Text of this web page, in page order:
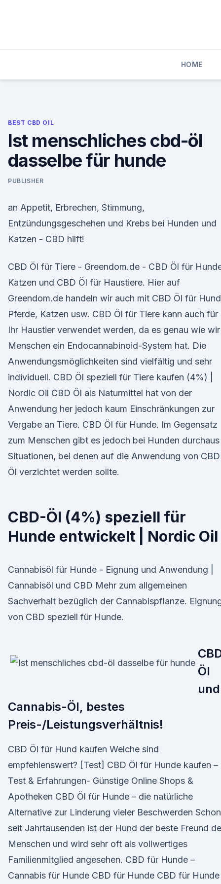
HOME
BEST CBD OIL
Ist menschliches cbd-öl
dasselbe für hunde
PUBLISHER
an Appetit, Erbrechen, Stimmung,
Entzündungsgeschehen und Krebs bei Hunden und
Katzen - CBD hilft!
CBD Öl für Tiere - Greendom.de - CBD Öl für
Katzen und CBD Öl für Haustiere. Hier auf
Greendom.de handeln wir auch mit CBD Öl für
Pferde, Katzen usw. CBD Öl für Tiere kann auch für
Ihr Haustier verwendet werden, da es genau wie wir
Menschen ein Endocannabinoid-System hat. Die
Anwendungsmöglichkeiten sind vielfältig und sehr
individuell. CBD Öl speziell für Tiere kaufen (4%) |
Nordic Oil CBD Öl als Naturmittel hat von der
Anwendung her jedoch kaum Einschränkungen zur
Vergabe an Tiere. CBD Öl für Hunde. Im Gegensatz
zum Menschen gibt es jedoch bei Hunden durchaus
Situationen, bei denen auf die Anwendung von CBD
Öl verzichtet werden sollte.
CBD-Öl (4%) speziell für
Hunde entwickelt | Nordic Oil
Cannabisöl für Hunde - Eignung und Anwendung |
Cannabisöl und CBD Mehr zum allgemeinen
Sachverhalt bezüglich der Cannabispflanze.
von CBD speziell für Hunde.
Öl
und
Cannabis-Öl, bestes
Preis-/Leistungsverhältnis!
CBD Öl für Hund kaufen Welche sind
empfehlenswert? [Test] CBD Öl für Hunde kaufen –
Test & Erfahrungen- Günstige Online Shops &
Apotheken CBD Öl für Hunde – die natürliche
Alternative zur Linderung vieler Beschwerden Schon
seit Jahrtausenden ist der Hund der beste Freund
Menschen und wird sehr oft als vollwertiges
Familienmitglied angesehen. CBD für Hunde –
Cannabis für Hunde CBD für Hunde CBD für Hunde